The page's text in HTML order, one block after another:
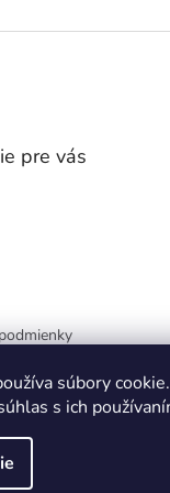
súbory
s ich
pre vás